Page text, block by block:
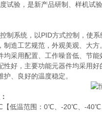
试验，是新产品研制、样机试
制系统，以PID方式控制，使
造工艺规范，外观美观、大方。
采用配置、工作噪音低、节能
好，主要功能元器件均采用
、良好的温度稳定。
低温范围：0℃、-20℃、-40℃